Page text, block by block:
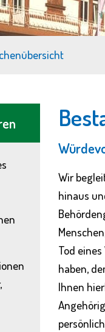
Wir
hinaus
Tod
haben,
Ihnen